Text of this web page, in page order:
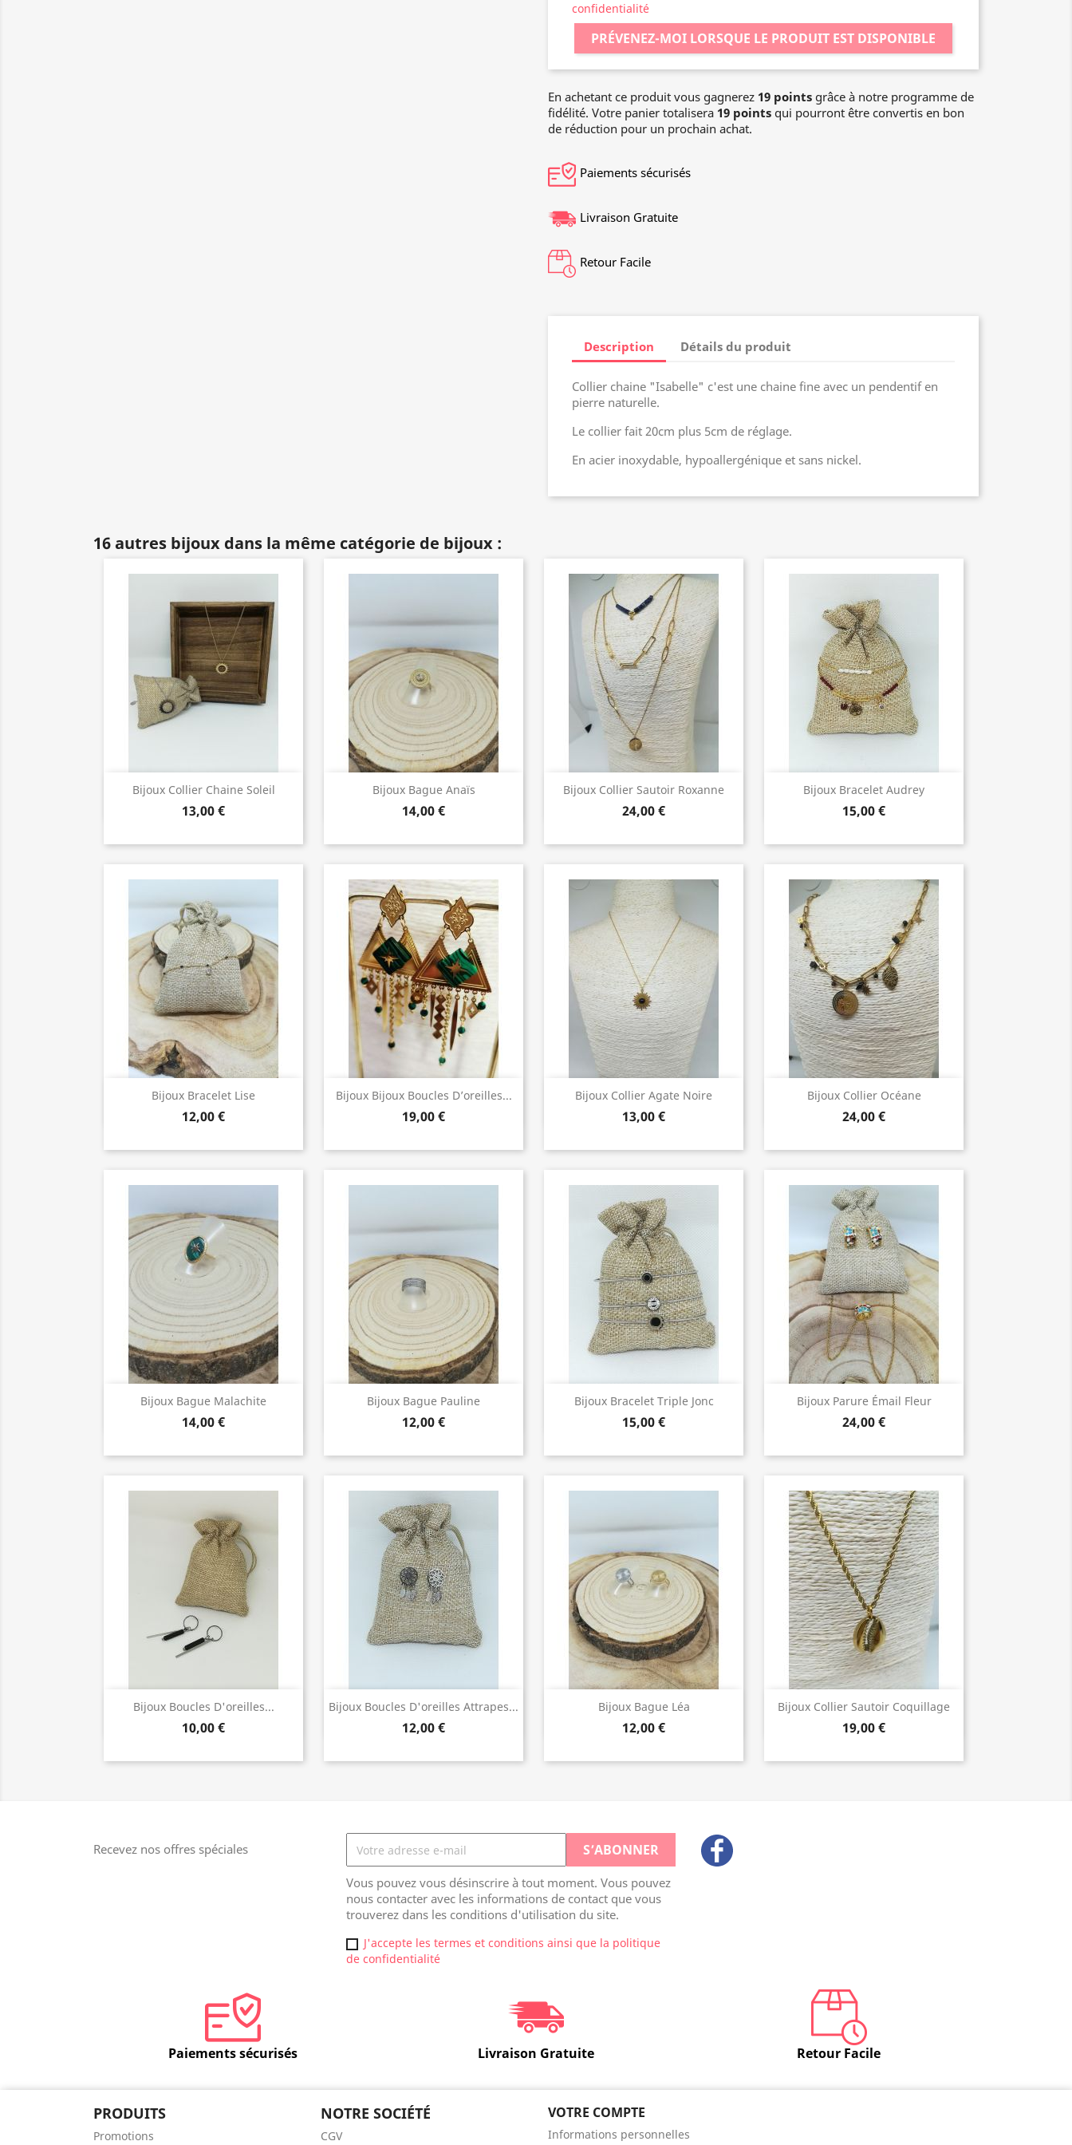
confidentialité
PRÉVENEZ-MOI LORSQUE LE PRODUIT EST DISPONIBLE
En achetant ce produit vous gagnerez 19 points grâce à notre programme de
fidélité. Votre panier totalisera 19 points qui pourront être convertis en bon
de réduction pour un prochain achat.
Paiements sécurisés
Livraison Gratuite
Retour Facile
Description Détails du produit
Collier chaine "Isabelle" c'est une chaine fine avec un pendentif en
pierre naturelle.
Le collier fait 20cm plus 5cm de réglage.
En acier inoxydable, hypoallergénique et sans nickel.
16 autres bijoux dans la même catégorie de bijoux :
Bijoux Collier Chaine Soleil
13,00 €
Bijoux de Qualité Bijoux Bague Anaïs
14,00 €
Bijoux de Qualité Bijoux Collier Sautoir Roxanne
24,00 €
Bijoux de Qualité Bijoux Bracelet Audrey
15,00 €
Bijoux de Qualité
Bijoux Bracelet Lise
12,00 €
Bijoux de Qualité Bijoux Bijoux Boucles D’oreilles...
19,00 €
Bijoux de Qualité Bijoux Collier Agate Noire
13,00 €
Bijoux de Qualité Bijoux Collier Océane
24,00 €
Bijoux de Qualité
Bijoux Bague Malachite
14,00 €
Bijoux de Qualité Bijoux Bague Pauline
12,00 €
Bijoux de Qualité Bijoux Bracelet Triple Jonc
15,00 €
Bijoux de Qualité Bijoux Parure Émail Fleur
24,00 €
Bijoux de Qualité
Bijoux Boucles D'oreilles...
10,00 €
Bijoux de Qualité Bijoux Boucles D'oreilles Attrapes...
12,00 €
Bijoux de Qualité Bijoux Bague Léa
12,00 €
Bijoux de Qualité Bijoux Collier Sautoir Coquillage
19,00 €
Bijoux de Qualité
Recevez nos offres spéciales
Vous pouvez vous désinscrire à tout moment. Vous pouvez
nous contacter avec les informations de contact que vous
trouverez dans les conditions d'utilisation du site.
J'accepte les termes et conditions ainsi que la politique
de confidentialité
Paiements sécurisés Livraison Gratuite Retour Facile
PRODUITS
Promotions
NOTRE SOCIÉTÉ
CGV
VOTRE COMPTE
Informations personnelles